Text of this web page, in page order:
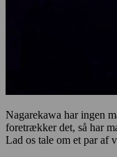
Nagarekawa har ingen
foretrækker det, så har
Lad os tale om et par af